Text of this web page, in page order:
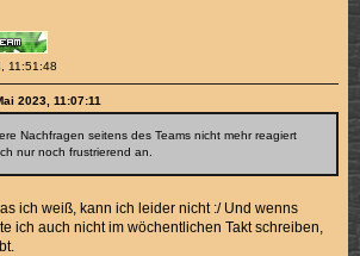
11:51:48
2023, 11:07:11
Nachfragen seitens des Teams nicht mehr reagiert
nur noch frustrierend an.
ich weiß, kann ich leider nicht :/ Und wenns
ich auch nicht im wöchentlichen Takt schreiben,